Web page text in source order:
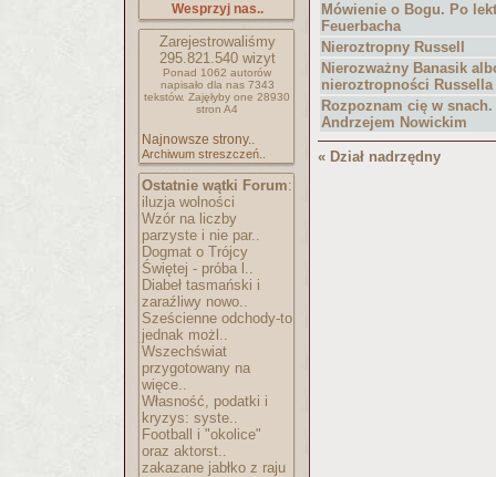
Wesprzyj nas..
Zarejestrowaliśmy
295.821.540wizyt
Ponad 1062 autorów
napisało dla nas 7343
tekstów. Zajęłyby one 28930
stron A4
Najnowsze strony..
Archiwum streszczeń..
Ostatnie wątki Forum:
iluzja wolności
Wzór na liczby
parzyste i nie par..
Dogmat o Trójcy
Świętej - próba l..
Diabeł tasmański i
zaraźliwy nowo..
Sześcienne odchody-to
jednak możl..
Wszechświat
przygotowany na
więce..
Własność, podatki i
kryzys: syste..
Football i "okolice"
oraz aktorst..
zakazane jabłko z raju
Mówienie o Bogu. Po
Feuerbacha
Nieroztropny Russell
Nierozważny Banasik
nieroztropności Russella
Rozpoznam cię w
Andrzejem Nowickim
« Dział nadrzędny